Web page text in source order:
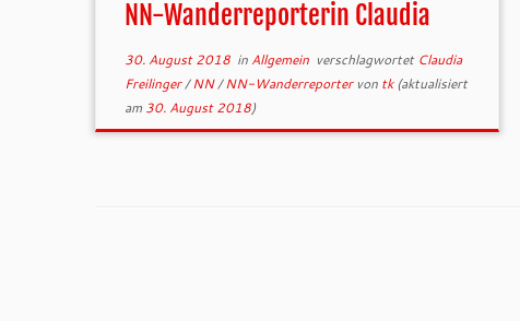
NN-Wanderreporterin Claudia
30. August 2018in Allgemein verschlagwortet Claudia
Freilinger/NN/NN-Wanderreporter von tk(aktualisiert
am 30. August 2018)